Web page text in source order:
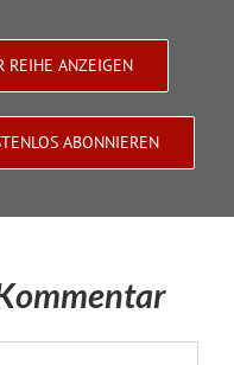
REIHE ANZEIGEN
ABONNIEREN